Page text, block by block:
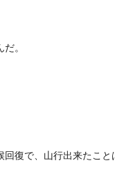
。
復で、山行出来たこと